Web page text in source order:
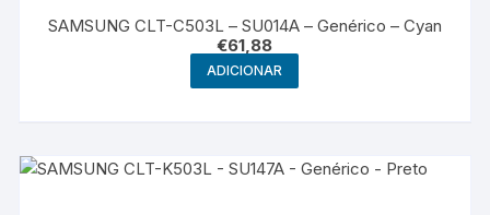
SAMSUNG CLT-C503L – SU014A – Genérico – Cyan
€61,88
ADICIONAR